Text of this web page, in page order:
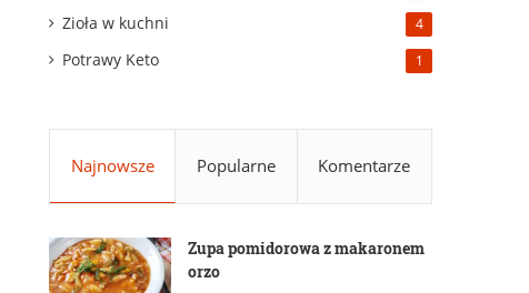
Zioła w kuchni 4
Potrawy Keto 1
Najnowsze Popularne Komentarze
Zupa pomidorowa z makaronem
orzo